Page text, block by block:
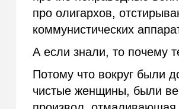
про олигархов,
коммунистических
А если знали, то почему
Потому что вокруг были
чистые женщины, были